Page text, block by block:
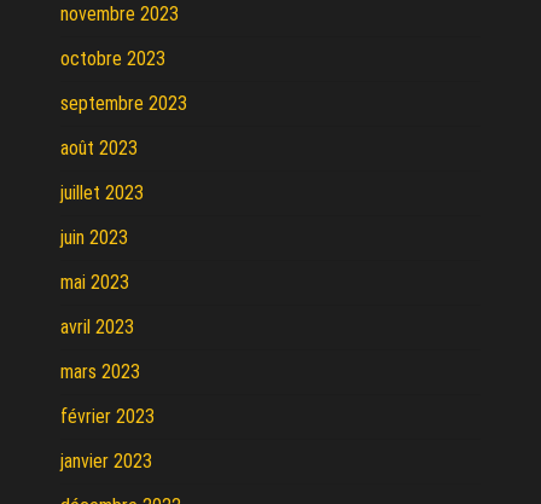
novembre 2023
octobre 2023
septembre 2023
août 2023
juillet 2023
juin 2023
mai 2023
avril 2023
mars 2023
février 2023
janvier 2023